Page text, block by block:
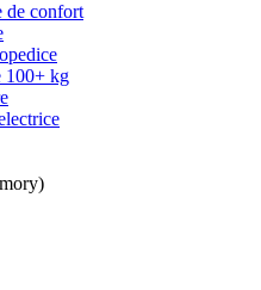
de confort
100+ kg